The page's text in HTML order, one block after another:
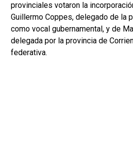
provinciales votaron la
Guillermo Coppes, delegado de la
como vocal gubernamental, y de
delegada por la provincia de
federativa.